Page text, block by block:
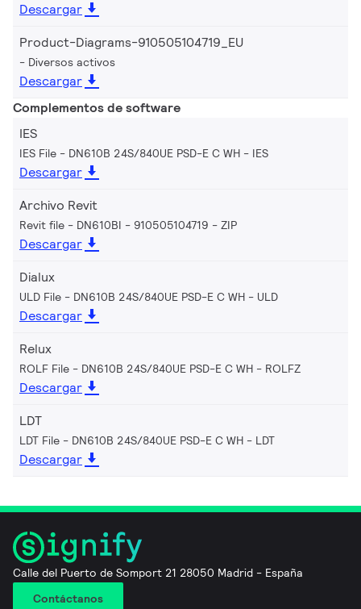
Descargar
Product-Diagrams-910505104719_EU
Diversos activos
Descargar
Complementos de software
IES
IES File - DN610B 24S/840UE PSD-E C WH IES
Descargar
Archivo Revit
Revit file - DN610BI - 910505104719 ZIP
Descargar
Dialux
ULD File - DN610B 24S/840UE PSD-E C WH ULD
Descargar
Relux
ROLF File - DN610B 24S/840UE PSD-E C WH ROLFZ
Descargar
LDT
LDT File - DN610B 24S/840UE PSD-E C WH LDT
Descargar
Calle del Puerto de Somport 21 28050 Madrid - España
Contáctanos